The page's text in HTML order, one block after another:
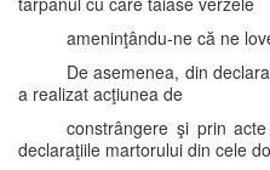
ameninţându-ne că ne
De asemenea, din
a realizat acţiunea de
constrângere şi prin
declaraţiile martorului din cele